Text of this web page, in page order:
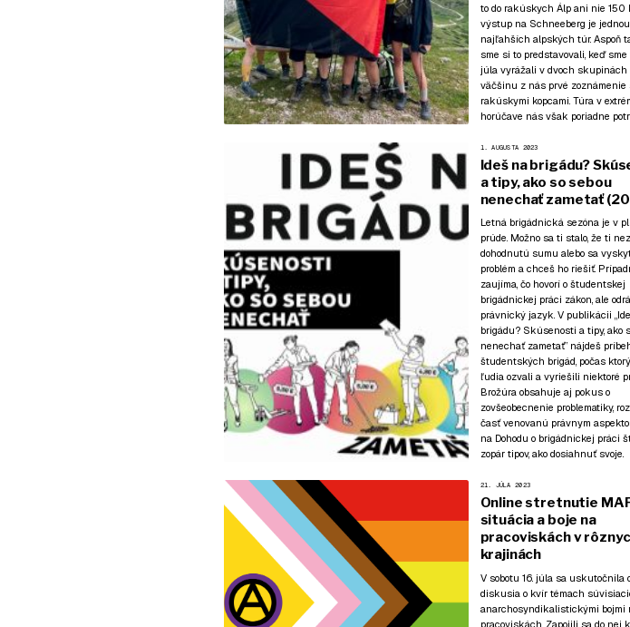
to do rakúskych Álp ani nie 150
výstup na Schneeberg je
najľahších alpských túr. Aspoň
sme si to predstavovali, keď sme
júla vyrážali v dvoch skupinách
väčšinu z nás prvé zoznámenie
rakúskymi kopcami. Túra v
horúčave nás však poriadne
1. AUGUSTA 2023
Ideš na brigádu?
a tipy, ako so sebou
nenechať zametať
Letná brigádnická sezóna je v
prúde. Možno sa ti stalo, že ti
dohodnutú sumu alebo sa
problém a chceš ho riešiť.
zaujíma, čo hovorí o študentskej
brigádnickej práci zákon, ale
právnický jazyk. V publikácii
brigádu? Skúsenosti a tipy, ako
nenechať zametať” nájdeš
študentských brigád, počas
ľudia ozvali a vyriešili niektoré
Brožúra obsahuje aj pokus o
zovšeobecnenie problematiky,
časť venovanú právnym
na Dohodu o brigádnickej práci
zopár tipov, ako dosiahnuť svoje.
21. JÚLA 2023
Online stretnutie
situácia a boje na
pracoviskách v
krajinách
V sobotu 16. júla sa uskutočnila
diskusia o kvír témach
anarchosyndikalistickými bojmi
pracoviskách. Zapojili sa do nej